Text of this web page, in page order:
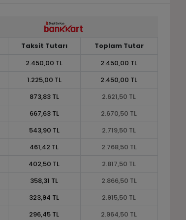
Taksit Tutarı
Toplam Tutar
2.450,00 TL
2.450,00 TL
1.225,00 TL
2.450,00 TL
873,83 TL
2.621,50 TL
667,63 TL
2.670,50 TL
543,90 TL
2.719,50 TL
461,42 TL
2.768,50 TL
402,50 TL
2.817,50 TL
358,31 TL
2.866,50 TL
323,94 TL
2.915,50 TL
296,45 TL
2.964,50 TL